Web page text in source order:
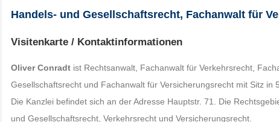
Handels- und Gesellschaftsrecht, Fachanwalt für
Visitenkarte / Kontaktinformationen
Oliver Conradt ist Rechtsanwalt, Fachanwalt für Verkehrsrecht,
Gesellschaftsrecht und Fachanwalt für Versicherungsrecht mit Sitz in
Die Kanzlei befindet sich an der Adresse Hauptstr. 71. Die
und Gesellschaftsrecht, Verkehrsrecht und Versicherungsrecht.